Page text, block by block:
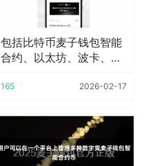
包括比特币麦子钱包智能
合约、以太坊、波卡、币
165 2026-02-17